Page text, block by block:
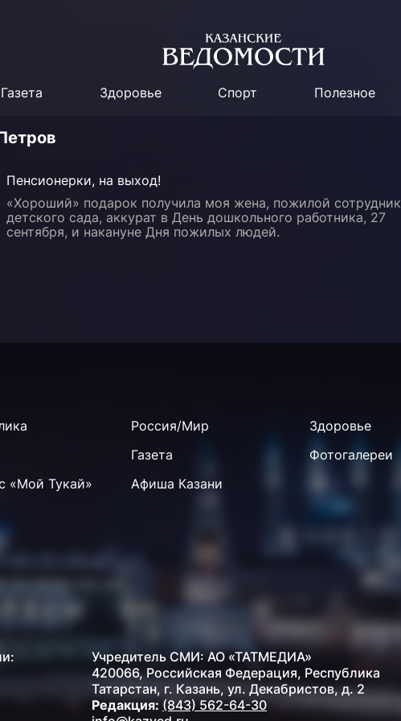
Газета Здоровье Спорт Полезное
Пенсионерки, на выход!
«Хороший» подарок получила моя жена, пожилой сотрудник
детского сада, аккурат в День дошкольного работника, 27
сентября, и накануне Дня пожилых людей.
Россия/Мир
Здоровье
Газета
Фотогалереи
«Мой Тукай» Афиша Казани
Учредитель СМИ: АО «ТАТМЕДИА»
420066, Российская Федерация, Республика
Татарстан, г. Казань, ул. Декабристов, д. 2
Редакция: (843) 562-64-30